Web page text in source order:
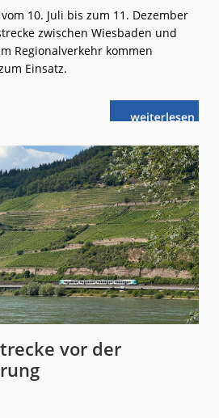
10. Juli bis zum 11. Dezember
zwischen Wiesbaden und
Regionalverkehr kommen
Einsatz.
weiterlese
nRechte
anstelle
von
Zügen
vor der